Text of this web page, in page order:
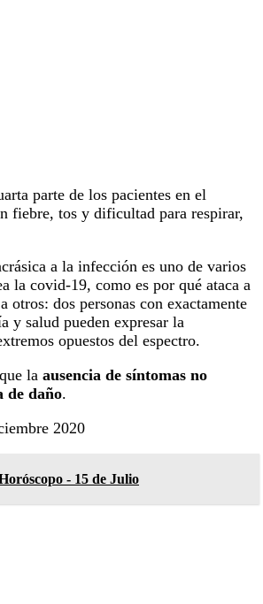
parte de los pacientes en el
fiebre, tos y dificultad para respirar,
a la infección es uno de varios
la covid-19, como es por qué ataca a
otros: dos personas con exactamente
y salud pueden expresar la
opuestos del espectro.
la ausencia de síntomas no
de daño.
2020
- 15 de Julio